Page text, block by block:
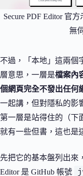
Secure PDF Editor 官
無
不過，「本地」這兩個
層意思，一層是檔案內
個網頁完全不發出任何
一起講，但對隱私的影
第一層是站得住的（下
就有一些但書，這也是
先把它的基本盤列出來
Editor 是 GitHub 帳號